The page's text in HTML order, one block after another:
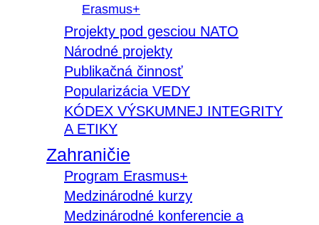
Erasmus+
Projekty pod gesciou NATO
Národné projekty
Publikačná činnosť
Popularizácia VEDY
KÓDEX VÝSKUMNEJ INTEGRITY
A ETIKY
Zahraničie
Program Erasmus+
Medzinárodné kurzy
Medzinárodné konferencie a